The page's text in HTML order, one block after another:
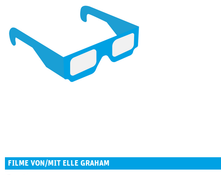
FILME VON/MIT ELLE GRAHAM